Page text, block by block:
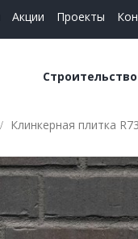
Акции Проекты
Строительство
Клинкерная плитка